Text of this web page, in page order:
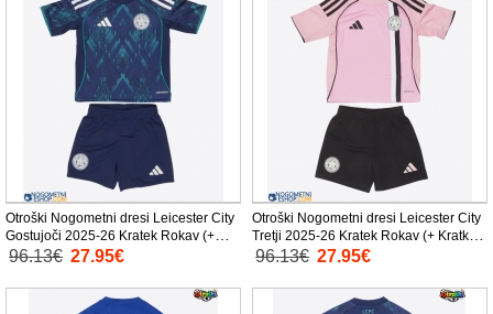
Otroški Nogometni dresi Leicester City
Gostujoči 2025-26 Kratek Rokav (+
Kratke hlače)
96.13€ 27.95€
Otroški Nogometni dresi Leicester City
Tretji 2025-26 Kratek Rokav (+ Kratke
hlače)
96.13€ 27.95€